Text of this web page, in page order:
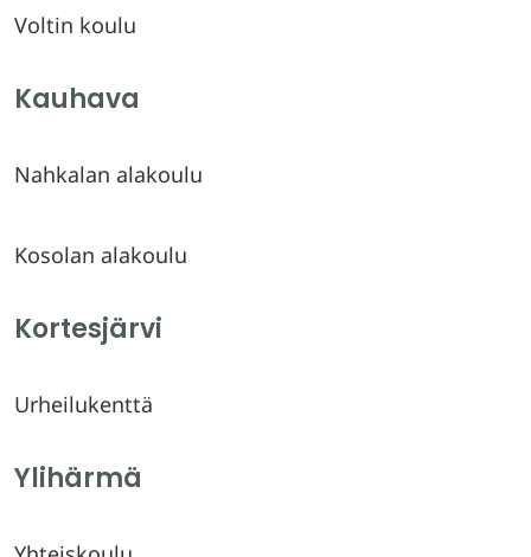
Voltin koulu
Kauhava
Nahkalan alakoulu
Kosolan alakoulu
Kortesjärvi
Urheilukenttä
Ylihärmä